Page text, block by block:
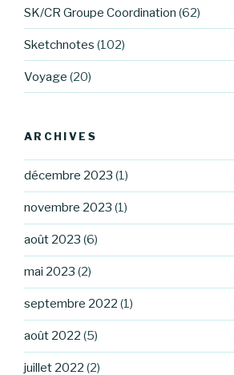
SK/CR Groupe Coordination (62)
Sketchnotes (102)
Voyage (20)
ARCHIVES
décembre 2023 (1)
novembre 2023 (1)
août 2023 (6)
mai 2023 (2)
septembre 2022 (1)
août 2022 (5)
juillet 2022 (2)